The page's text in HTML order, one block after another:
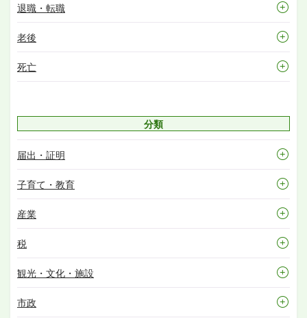
退職・転職
老後
死亡
分類
届出・証明
子育て・教育
産業
税
観光・文化・施設
市政